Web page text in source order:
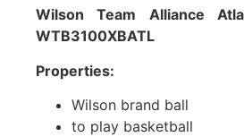
Wilson Team Alliance
WTB3100XBATL
Properties:
Wilson brand ball
to play basketball